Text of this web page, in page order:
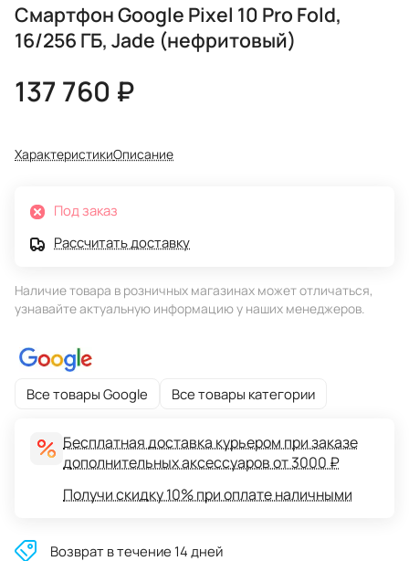
Смартфон Google Pixel 10 Pro Fold,
16/256 ГБ, Jade (нефритовый)
137 760 ₽
ХарактеристикиОписание
Под заказ
Рассчитать доставку
Наличие товара в розничных магазинах может отличаться,
узнавайте актуальную информацию у наших менеджеров.
Все товары Google Все товары категории
Бесплатная доставка курьером при заказе
дополнительных аксессуаров от 3000 ₽
Получи скидку 10% при оплате наличными
Возврат в течение 14 дней